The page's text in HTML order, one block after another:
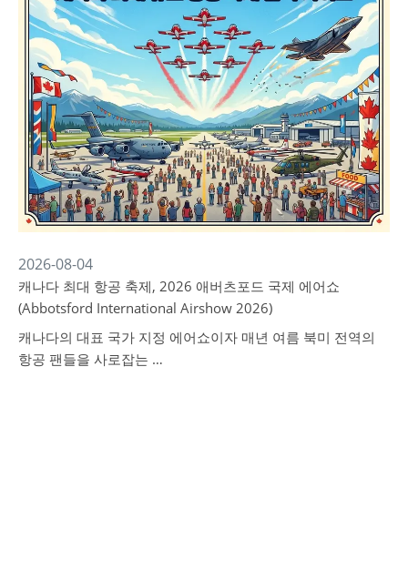
2026-08-04
캐나다 최대 항공 축제, 2026 애버츠포드 국제 에어쇼
(Abbotsford International Airshow 2026)
캐나다의 대표 국가 지정 에어쇼이자 매년 여름 북미 전역의
항공 팬들을 사로잡는 …